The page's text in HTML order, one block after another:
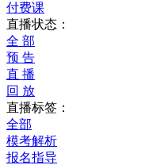
付费课
直播状态：
全 部
预 告
直 播
回 放
直播标签：
全部
模考解析
报名指导